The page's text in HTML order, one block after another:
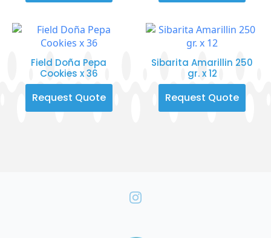
Field Doña Pepa
Cookies x 36
Request Quote
Sibarita Amarillin 250
gr. x 12
Request Quote